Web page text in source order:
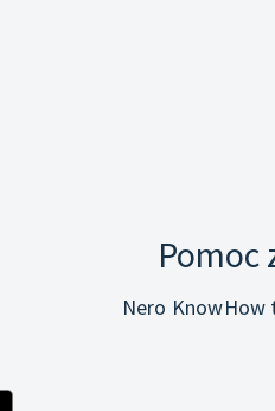
Pomoc
Nero KnowHow